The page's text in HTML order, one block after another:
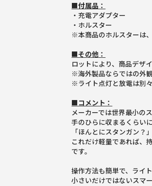
■付属品：
・充電アダプター
・ホルスター
※本商品のホルスターは
■その他：
ロットにより、商品デザ
※海外製品ならではの外観
※ライト点灯と放電は別
■コメント：
メーカーでは世界最小の
手のひらに収まるくらい
「ほんとにスタンガン？
これだけ軽量であれば、
です。
操作方法も簡単で、ライ
小さいだけではないスマ